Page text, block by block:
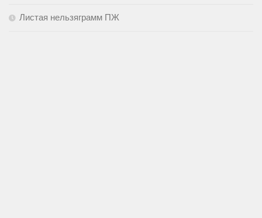
Листая нельзяграмм ПЖ